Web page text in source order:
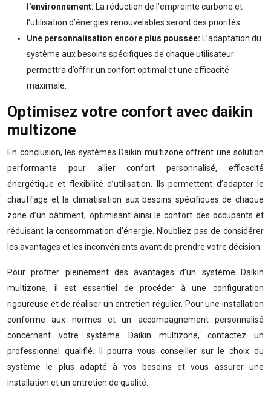
l’environnement: La réduction de l’empreinte carbone et
l’utilisation d’énergies renouvelables seront des priorités.
Une personnalisation encore plus poussée: L’adaptation du
système aux besoins spécifiques de chaque utilisateur
permettra d’offrir un confort optimal et une efficacité
maximale.
Optimisez votre confort avec daikin
multizone
En conclusion, les systèmes Daikin multizone offrent une solution
performante pour allier confort personnalisé, efficacité
énergétique et flexibilité d’utilisation. Ils permettent d’adapter le
chauffage et la climatisation aux besoins spécifiques de chaque
zone d’un bâtiment, optimisant ainsi le confort des occupants et
réduisant la consommation d’énergie. N’oubliez pas de considérer
les avantages et les inconvénients avant de prendre votre décision.
Pour profiter pleinement des avantages d’un système Daikin
multizone, il est essentiel de procéder à une configuration
rigoureuse et de réaliser un entretien régulier. Pour une installation
conforme aux normes et un accompagnement personnalisé
concernant votre système Daikin multizone, contactez un
professionnel qualifié. Il pourra vous conseiller sur le choix du
système le plus adapté à vos besoins et vous assurer une
installation et un entretien de qualité.